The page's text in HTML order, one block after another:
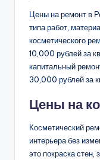
Цены на ремонт в
типа работ,
косметического
10,000 рублей за
капитальный
30,000 рублей за
Цены на
Косметический
интерьера без
это покраска